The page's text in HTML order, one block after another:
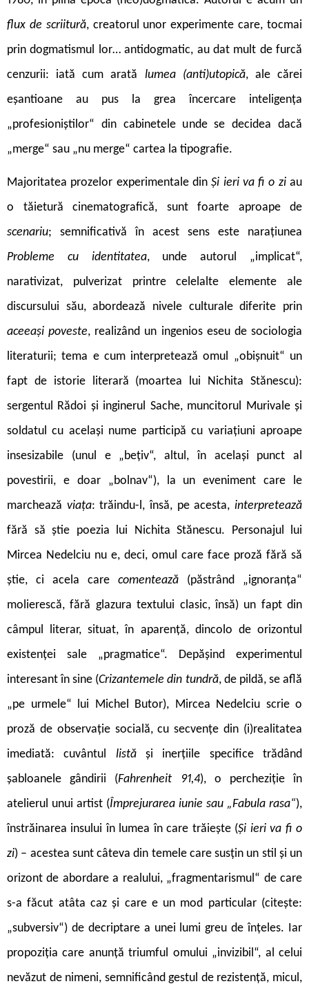
flux de scriitură, creatorul unor experimente care, tocmai
prin dogmatismul lor… antidogmatic, au dat mult de furcă
cenzurii: iată cum arată lumea (anti)utopică, ale cărei
eșantioane au pus la grea încercare inteligența
„profesioniștilor“ din cabinetele unde se decidea dacă
„merge“ sau „nu merge“ cartea la tipografie.
Majoritatea prozelor experimentale dinȘi ieri va fi o ziau
o tăietură cinemato­grafică, sunt foarte aproape de
scenariu;
semnificativă în acest sens este narațiunea
Probleme cu identitatea,
unde autorul „implicat“,
narativizat, pulverizat printre celelalte elemente ale
discursului său, abordează nivele culturale diferite prin
aceeași poveste, realizând un ingenios eseu de sociologia
literaturii; tema e cum interpretează omul „obișnuit“ un
fapt de istorie literară (moartea lui Nichita Stănescu):
sergentul Rădoi și inginerul Sache, muncitorul Murivale și
soldatul cu același nume participă cu variațiuni aproape
insesizabile (unul e „bețiv“, altul, în același punct al
povestirii, e doar „bolnav“), la un eveniment care le
marchează viața: trăindu-l, însă, pe acesta,interpretează
fără să știe poezia lui Nichita Stănescu. Personajul lui
Mircea Nedelciu nu e, deci, omul care face proză fără să
știe, ci acela care comentează (păstrând „igno­ranța“
molierescă, fără glazura textului clasic, însă) un fapt din
câmpul literar, situat, în aparență, dincolo de orizontul
existenței sale „pragmatice“. Depășind experimentul
interesant în sine (Crizantemele din tundră, de pildă, se află
„pe urmele“ lui Michel Butor), Mircea Nedelciu scrie o
proză de observație socială, cu secvențe din (i)realitatea
imediată: cuvântul listăși inerțiile specifice trădând
șabloanele gândirii (Fahrenheit 91,4),
o percheziție în
atelierul unui artist (Împrejurarea iunie sau „Fabula rasa“),
înstrăinarea insului în lumea în care trăiește (Și ieri va fi o
zi) – acestea sunt câteva din temele care susțin un stil și un
orizont de abordare a realului, „fragmentarismul“ de care
s-a făcut atâta caz și care e un mod particular (citește:
„subversiv“) de decriptare a unei lumi greu de înțeles. Iar
propoziția care anunță triumful omului „invizibil“, al celui
nevăzut de nimeni, semnificând gestul de rezistență, micul,